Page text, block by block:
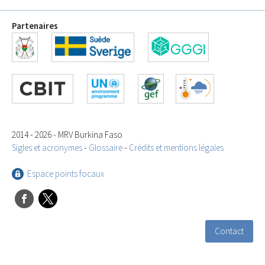
Partenaires
2014 - 2026 - MRV Burkina Faso
Sigles et acronymes- Glossaire- Crédits et mentions légales
Espace points focaux
Contact